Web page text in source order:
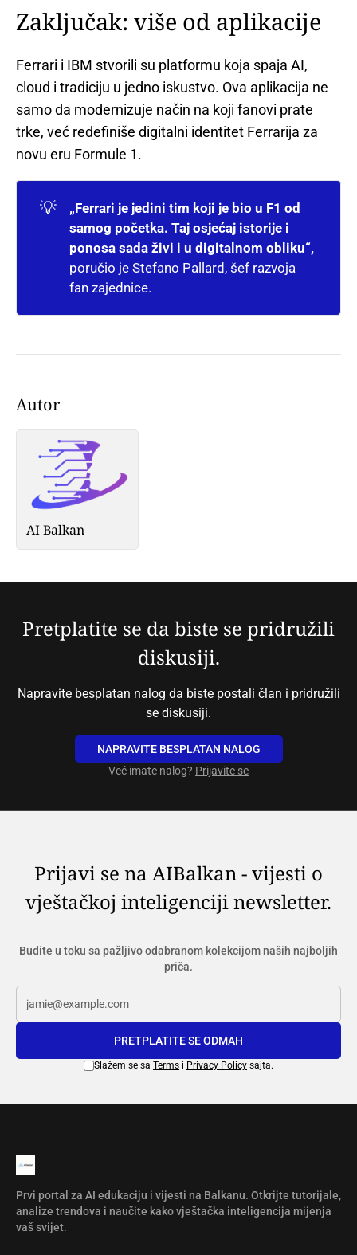
Zaključak: više od aplikacije
Ferrari i IBM stvorili su platformu koja spaja AI,
cloud i tradiciju u jedno iskustvo. Ova aplikacija ne
samo da modernizuje način na koji fanovi prate
trke, već redefiniše digitalni identitet Ferrarija za
novu eru Formule 1.
💡
„Ferrari je jedini tim koji je bio u F1 od
samog početka. Taj osjećaj istorije i
ponosa sada živi i u digitalnom obliku“,
poručio je Stefano Pallard, šef razvoja
fan zajednice.
Autor
AI Balkan
Pretplatite se da biste se pridružili
diskusiji.
Napravite besplatan nalog da biste postali član i pridružili
se diskusiji.
NAPRAVITE BESPLATAN NALOG
Već imate nalog? Prijavite se
Prijavi se na AIBalkan - vijesti o
vještačkoj inteligenciji newsletter.
Budite u toku sa pažljivo odabranom kolekcijom naših najboljih
priča.
PRETPLATITE SE ODMAH
Slažem se sa Terms i Privacy Policy sajta.
Prvi portal za AI edukaciju i vijesti na Balkanu. Otkrijte tutorijale,
analize trendova i naučite kako vještačka inteligencija mijenja
vaš svijet.